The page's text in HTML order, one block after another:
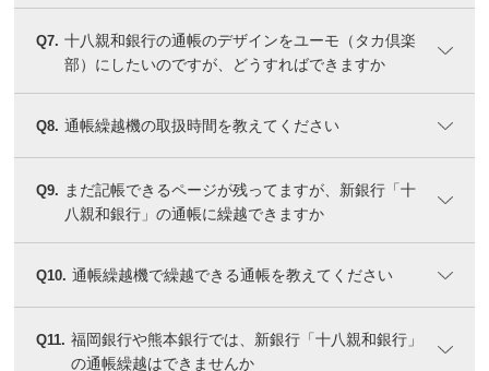
Q7. 十八親和銀行の通帳のデザインをユーモ（タカ倶楽
部）にしたいのですが、どうすればできますか
Q8. 通帳繰越機の取扱時間を教えてください
Q9. まだ記帳できるページが残ってますが、新銀行「十
八親和銀行」の通帳に繰越できますか
Q10. 通帳繰越機で繰越できる通帳を教えてください
Q11. 福岡銀行や熊本銀行では、新銀行「十八親和銀行」
の通帳繰越はできませんか